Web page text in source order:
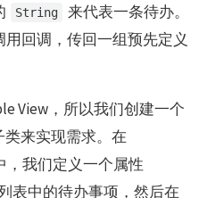
String
来代表一条待办。
回调，传回一组预先定义
View，所以我们创建一个
类来实现需求。在
，我们定义一个属性
表中的待办事项，然后在